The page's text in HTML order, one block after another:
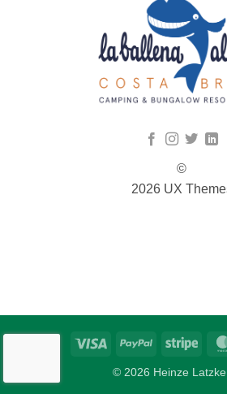
©
2026 UX
Visa PayPal Stripe
© 2026 Heinze